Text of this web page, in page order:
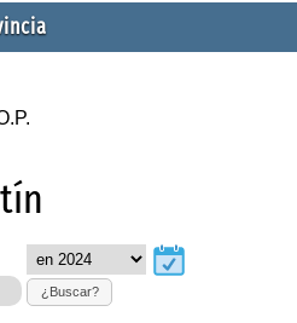
¿Buscar?